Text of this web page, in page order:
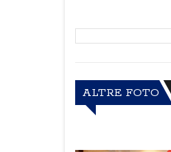
ALTRE FOTO